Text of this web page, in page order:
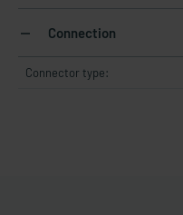
Connection
Connector type: